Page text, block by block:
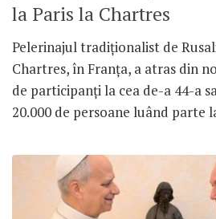
la Paris la Chartres
Pelerinajul tradiționalist de
Chartres, în Franța, a atras din
de participanți la cea de-a 44-a
20.000 de persoane luând parte